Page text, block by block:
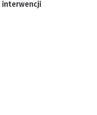
interwencji